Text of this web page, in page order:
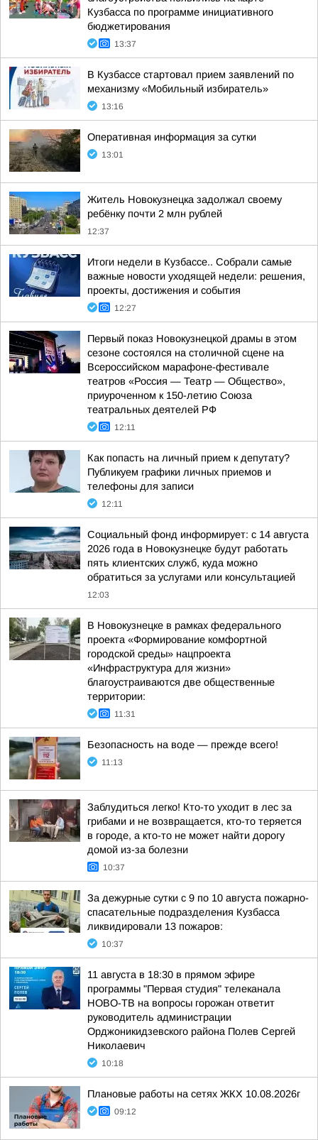
Кузбасса по программе инициативного
бюджетирования
13:37
В Кузбассе стартовал прием заявлений по
механизму «Мобильный избиратель»
13:16
Оперативная информация за сутки
13:01
Житель Новокузнецка задолжал своему
ребёнку почти 2 млн рублей
12:37
Итоги недели в Кузбассе.. Собрали самые
важные новости уходящей недели: решения,
проекты, достижения и события
12:27
Первый показ Новокузнецкой драмы в этом
сезоне состоялся на столичной сцене на
Всероссийском марафоне-фестивале
театров «Россия — Театр — Общество»,
приуроченном к 150-летию Союза
театральных деятелей РФ
12:11
Как попасть на личный прием к депутату?
Публикуем графики личных приемов и
телефоны для записи
12:11
Социальный фонд информирует: с 14 августа
2026 года в Новокузнецке будут работать
пять клиентских служб, куда можно
обратиться за услугами или консультацией
12:03
В Новокузнецке в рамках федерального
проекта «Формирование комфортной
городской среды» нацпроекта
«Инфраструктура для жизни»
благоустраиваются две общественные
территории:
11:31
Безопасность на воде — прежде всего!
11:13
Заблудиться легко! Кто-то уходит в лес за
грибами и не возвращается, кто-то теряется
в городе, а кто-то не может найти дорогу
домой из-за болезни
10:37
За дежурные сутки с 9 по 10 августа пожарно-
спасательные подразделения Кузбасса
ликвидировали 13 пожаров:
10:37
11 августа в 18:30 в прямом эфире
программы "Первая студия" телеканала
НОВО-ТВ на вопросы горожан ответит
руководитель администрации
Орджоникидзевского района Полев Сергей
Николаевич
10:18
Плановые работы на сетях ЖКХ 10.08.2026г
09:12